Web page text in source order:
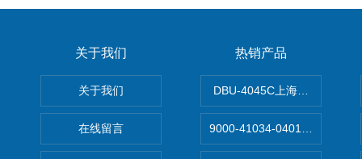
关于我们
关于我们
在线留言
热销产品
DBU-4045C上海鹰峰制动单
9000-41034-0401000穆尔